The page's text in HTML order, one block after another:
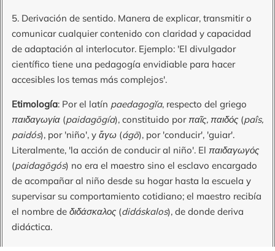
5. Derivación de sentido. Manera de explicar, transmitir o
comunicar cualquier contenido con claridad y capacidad
de adaptación al interlocutor. Ejemplo: 'El divulgador
científico tiene una pedagogía envidiable para hacer
accesibles los temas más complejos'.
Etimología: Por el latín paedagogĭa, respecto del griego
παιδαγωγία (paidagōgía), constituido porπαῖς, παιδός (paîs,
paidós), por 'niño', y ἄγω (ágō), por 'conducir', 'guiar'.
Literalmente, 'la acción de conducir al niño'. El παιδαγωγός
(paidagōgós) no era el maestro sino el esclavo encargado
de acompañar al niño desde su hogar hasta la escuela y
supervisar su comportamiento cotidiano; el maestro recibía
el nombre de διδάσκαλος (didáskalos), de donde deriva
didáctica.